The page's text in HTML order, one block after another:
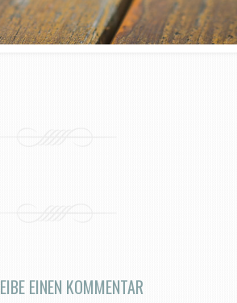
EINEN KOMMENTAR